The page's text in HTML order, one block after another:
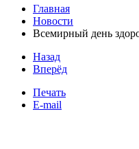
Главная
Новости
Всемирный день
Назад
Вперёд
Печать
E-mail